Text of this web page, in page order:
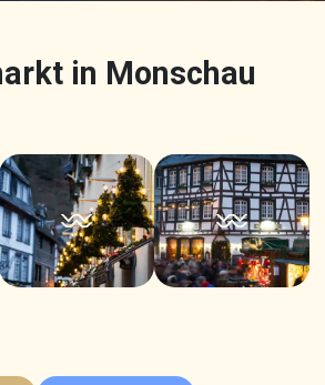
in Monschau